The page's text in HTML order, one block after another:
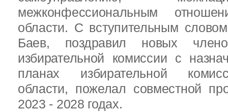
межконфессиональным
области. С вступительным
Баев, поздравил новых
избирательной комиссии с
планах избирательной
области, пожелал совместной
2023 - 2028 годах.